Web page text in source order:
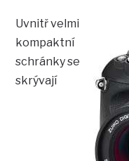
Uvnitř velmi
kompaktní
schránky se
skrývají